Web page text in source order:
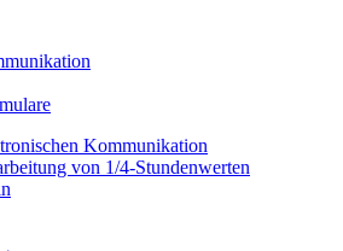
Kommunikation
von 1/4-Stundenwerten